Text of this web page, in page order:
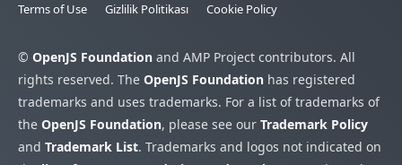
Terms of Use Gizlilik Politikası Cookie Policy
© OpenJS Foundation and AMP Project contributors. All
rights reserved. The OpenJS Foundation has registered
trademarks and uses trademarks. For a list of trademarks of
the OpenJS Foundation, please see our Trademark Policy
and Trademark List. Trademarks and logos not indicated on